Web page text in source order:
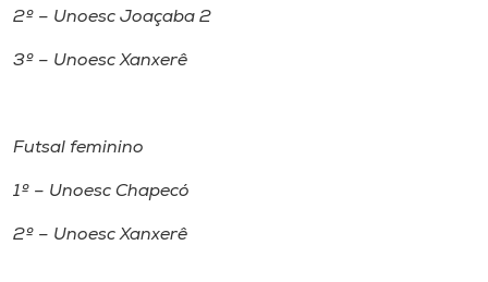
2º – Unoesc Joaçaba 2
3º – Unoesc Xanxerê
Futsal feminino
1º – Unoesc Chapecó
2º – Unoesc Xanxerê